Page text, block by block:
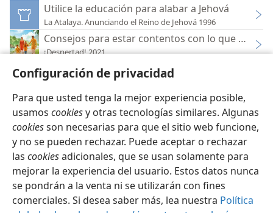
Configuración de privacidad
Para que usted tenga la mejor experiencia posible,
usamos cookiesy otras tecnologías similares. Algunas
cookiesson necesarias para que el sitio web funcione,
y no se pueden rechazar. Puede aceptar o rechazar
las cookiesadicionales, que se usan solamente para
mejorar la experiencia del usuario. Estos datos nunca
se pondrán a la venta ni se utilizarán con fines
comerciales. Si desea saber más, lea nuestra Política
Utilice la educación para alabar a Jehová
La Atalaya. Anunciando el Reino de Jehová 1996
Consejos para estar contentos con lo que
¡Despertad! 2021
Español Configuración
Copyright© 2026 Watch Tower Bible and Tract Society of Pennsylvania
Condiciones de uso
Política de privacidad
Configuración de privacidad
JW.ORG Iniciar sesión